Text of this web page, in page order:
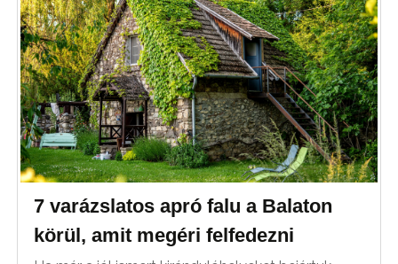
7 varázslatos apró falu a Balaton
körül, amit megéri felfedezni